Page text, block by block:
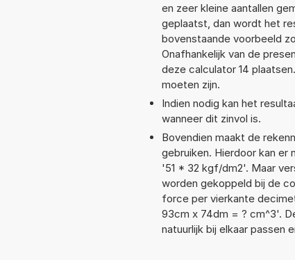
en zeer kleine aantallen
geplaatst, dan wordt het
bovenstaande voorbeeld
Onafhankelijk van de
deze calculator 14
moeten zijn.
Indien nodig kan het
wanneer dit zinvol is.
Bovendien maakt de
gebruiken. Hierdoor kan er
'51 * 32 kgf/dm2'. Maar
worden gekoppeld bij de
force per vierkante
93cm x 74dm = ? cm^3'.
natuurlijk bij elkaar passen